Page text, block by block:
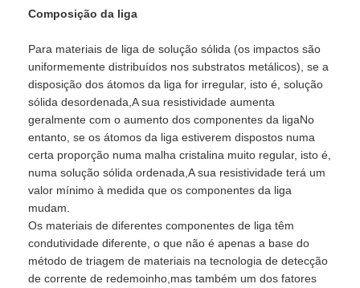
Composição da liga
Para materiais de liga de solução sólida (os impactos são
uniformemente distribuídos nos substratos metálicos), se a
disposição dos átomos da liga for irregular, isto é, solução
sólida desordenada,A sua resistividade aumenta
geralmente com o aumento dos componentes da ligaNo
entanto, se os átomos da liga estiverem dispostos numa
certa proporção numa malha cristalina muito regular, isto é,
numa solução sólida ordenada,A sua resistividade terá um
valor mínimo à medida que os componentes da liga
mudam.
Os materiais de diferentes componentes de liga têm
condutividade diferente, o que não é apenas a base do
método de triagem de materiais na tecnologia de detecção
de corrente de redemoinho,mas também um dos fatores